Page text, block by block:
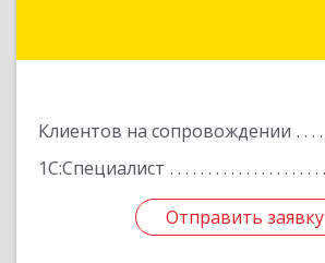
Клиентов на сопровождении
1С:Специалист
Отправить заявку
Отправить заявку